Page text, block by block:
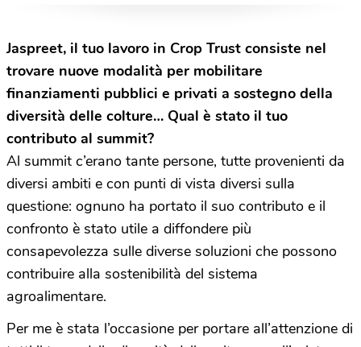
Jaspreet, il tuo lavoro in Crop Trust consiste nel
trovare nuove modalità per mobilitare
finanziamenti pubblici e privati a sostegno della
diversità delle colture… Qual è stato il tuo
contributo al summit?
Al summit c’erano tante persone, tutte provenienti da
diversi ambiti e con punti di vista diversi sulla
questione: ognuno ha portato il suo contributo e il
confronto è stato utile a diffondere più
consapevolezza sulle diverse soluzioni che possono
contribuire alla sostenibilità del sistema
agroalimentare.
Per me è stata l’occasione per portare all’attenzione di